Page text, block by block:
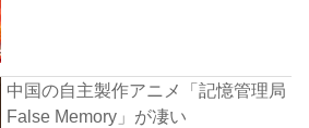
中国の自主製作アニメ「記憶管理局
False Memory」が凄い